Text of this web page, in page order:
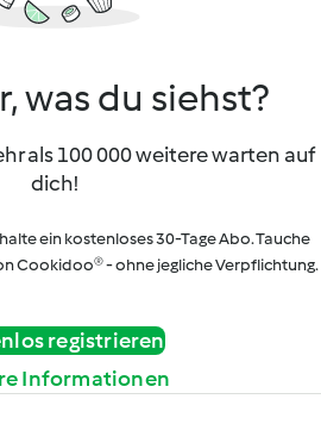
was du siehst?
als 100 000 weitere warten auf
dich!
ein kostenloses 30-Tage Abo. Tauche
Cookidoo® - ohne jegliche Verpflichtung.
registrieren
Informationen